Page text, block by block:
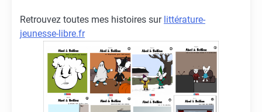
Retrouvez toutes mes histoires sur littérature-
jeunesse-libre.fr